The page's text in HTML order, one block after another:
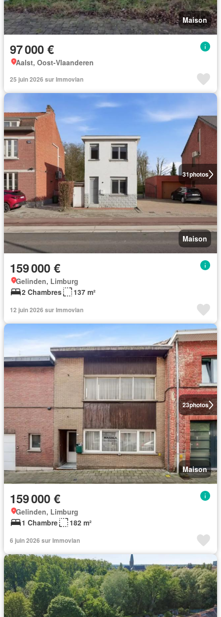
Maison
97 000 €
Aalst, Oost-Vlaanderen
25 juin 2026 sur Immovlan
31photos
Maison
159 000 €
Gelinden, Limburg
2 Chambres
137 m²
12 juin 2026 sur Immovlan
23photos
Maison
159 000 €
Gelinden, Limburg
1 Chambre
182 m²
6 juin 2026 sur Immovlan